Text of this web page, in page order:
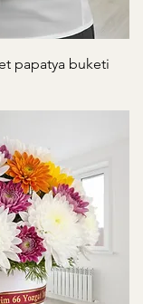
papatya buketi